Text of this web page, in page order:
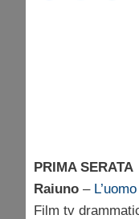
PRIMA SERATA
Raiuno –
Film tv